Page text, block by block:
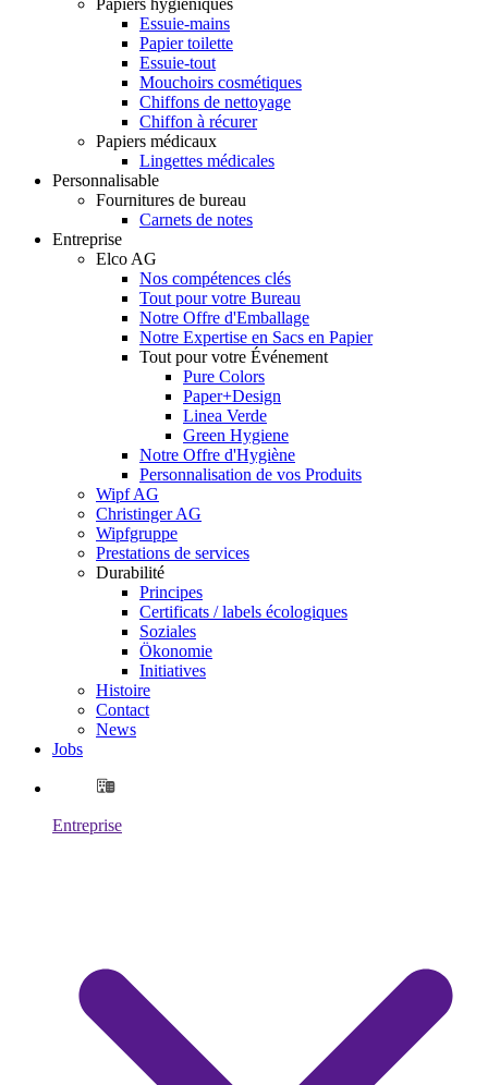
Papiers hygiéniques
Essuie-mains
Papier toilette
Essuie-tout
Mouchoirs cosmétiques
Chiffons de nettoyage
Chiffon à récurer
Papiers médicaux
Lingettes médicales
Personnalisable
Fournitures de bureau
Carnets de notes
Entreprise
Elco AG
Nos compétences clés
Tout pour votre Bureau
Notre Offre d'Emballage
Notre Expertise en Sacs en Papier
Tout pour votre Événement
Pure Colors
Paper+Design
Linea Verde
Green Hygiene
Notre Offre d'Hygiène
Personnalisation de vos Produits
Wipf AG
Christinger AG
Wipfgruppe
Prestations de services
Durabilité
Principes
Certificats / labels écologiques
Soziales
Ökonomie
Initiatives
Histoire
Contact
News
Jobs
Entreprise